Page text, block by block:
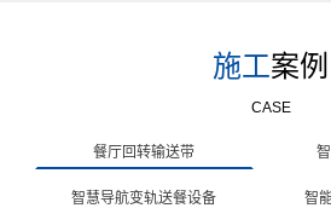
施工案例
CASE
餐厅回转输送带
智慧导航变轨送餐设备 智